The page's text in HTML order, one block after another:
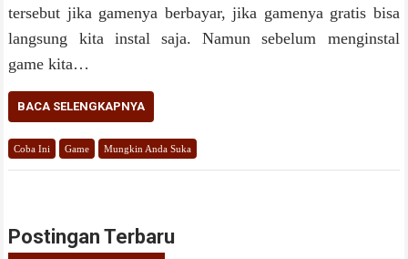
tersebut jika gamenya berbayar, jika gamenya gratis bisa
langsung kita instal saja. Namun sebelum menginstal
game kita…
BACA SELENGKAPNYA
Coba Ini Game Mungkin Anda Suka
Postingan Terbaru